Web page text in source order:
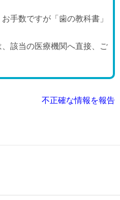
手数ですが「歯の教科書」
該当の医療機関へ直接、ご
不正確な情報を報告